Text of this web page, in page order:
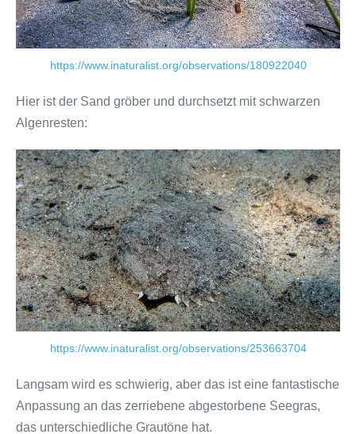
https://www.inaturalist.org/observations/180922040
Hier ist der Sand gröber und durchsetzt mit schwarzen
Algenresten:
https://www.inaturalist.org/observations/253663704
Langsam wird es schwierig, aber das ist eine fantastische
Anpassung an das zerriebene abgestorbene Seegras,
das unterschiedliche Grautöne hat.